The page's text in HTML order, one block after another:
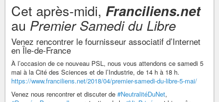
Cet après-midi, Franciliens.net
au Premier Samedi du Libre
Venez rencontrer le fournisseur associatif d’Internet
en Île-de-France
À l’occasion de ce nouveau PSL, nous vous attendons ce samedi 5
mai à la Cité des Sciences et de l’Industrie, de 14 h à 18 h.
https://www.franciliens.net/2018/04/premier-samedi-du-libre-5-mai/
Venez nous rencontrer et discuter de #NeutralitéDuNet,